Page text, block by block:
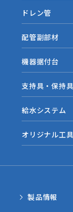
ドレン管
配管副部材
機器据付台
支持具・保持
給水システム
オリジナル工
製品情報